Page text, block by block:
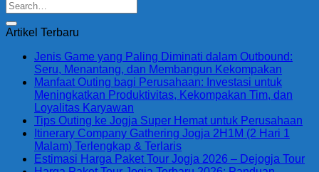
Artikel Terbaru
Jenis Game yang Paling Diminati dalam Outbound:
Seru, Menantang, dan Membangun Kekompakan
Manfaat Outing bagi Perusahaan: Investasi untuk
Meningkatkan Produktivitas, Kekompakan Tim, dan
Loyalitas Karyawan
Tips Outing ke Jogja Super Hemat untuk Perusahaan
Itinerary Company Gathering Jogja 2H1M (2 Hari 1
Malam) Terlengkap & Terlaris
Estimasi Harga Paket Tour Jogja 2026 – Dejogja Tour